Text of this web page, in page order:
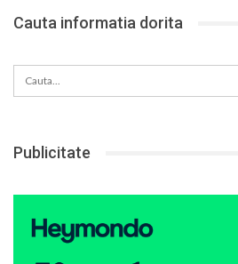
Cauta informatia dorita
Publicitate